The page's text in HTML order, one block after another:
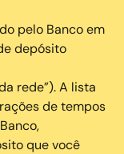
pelo Banco em
depósito
rede”). A lista
de tempos
que você